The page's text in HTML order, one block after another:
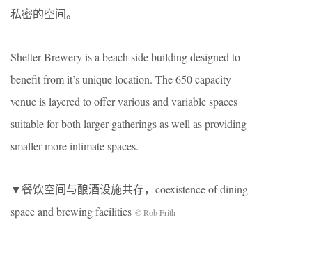
私密的空间。
Shelter Brewery is a beach side building designed to
benefit from it’s unique location. The 650 capacity
venue is layered to offer various and variable spaces
suitable for both larger gatherings as well as providing
smaller more intimate spaces.
▼餐饮空间与酿酒设施共存，coexistence of dining
space and brewing facilities © Rob Frith